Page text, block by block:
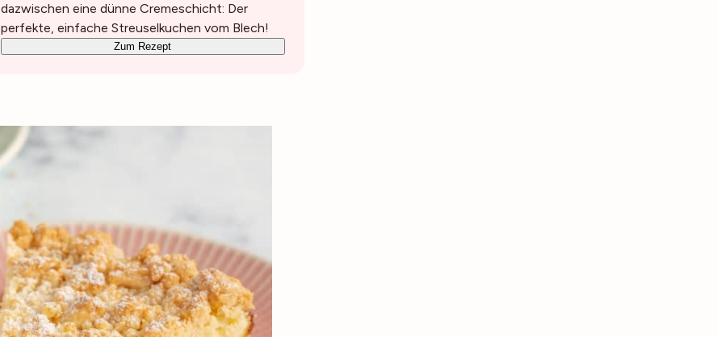
dazwischen eine dünne Cremeschicht: Der
perfekte, einfache Streuselkuchen vom Blech!
Zum Rezept